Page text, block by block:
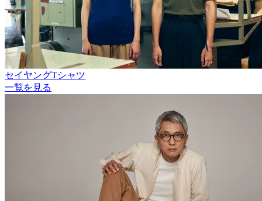
セイヤングTシャツ
一覧を見る